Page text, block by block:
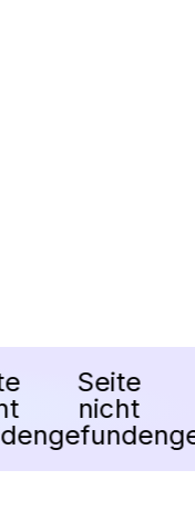
Seite
nicht
gefunden